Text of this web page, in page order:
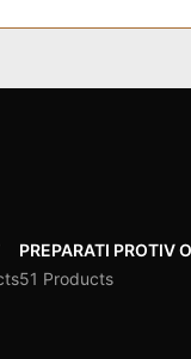
PREPARATI PROTIV
51 Products